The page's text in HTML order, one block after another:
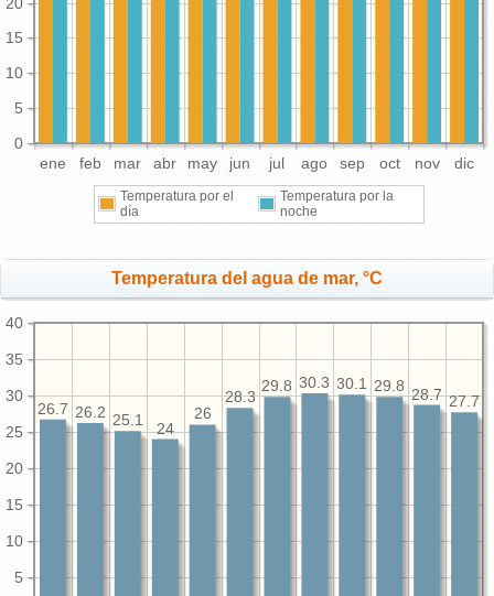
ene feb mar abr may jun jul ago sep oct nov dic
0
5
10
15
Temperatura por el
día
Temperatura por la
noche
Temperatura del agua de mar, °C
5
10
15
20
25
30
35
40
27.7
28.7
29.8
30.1
30.3
29.8
28.3
26
24
25.1
26.2
26.7